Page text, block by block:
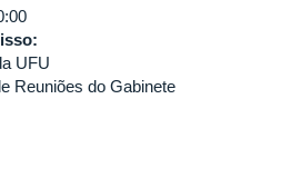
UFU
Reuniões do Gabinete